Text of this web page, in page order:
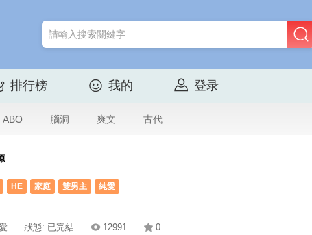
排行榜 我的 登录
ABO 腦洞 爽文 古代
HE 家庭 雙男主 純愛
狀態: 已完結 12991 0